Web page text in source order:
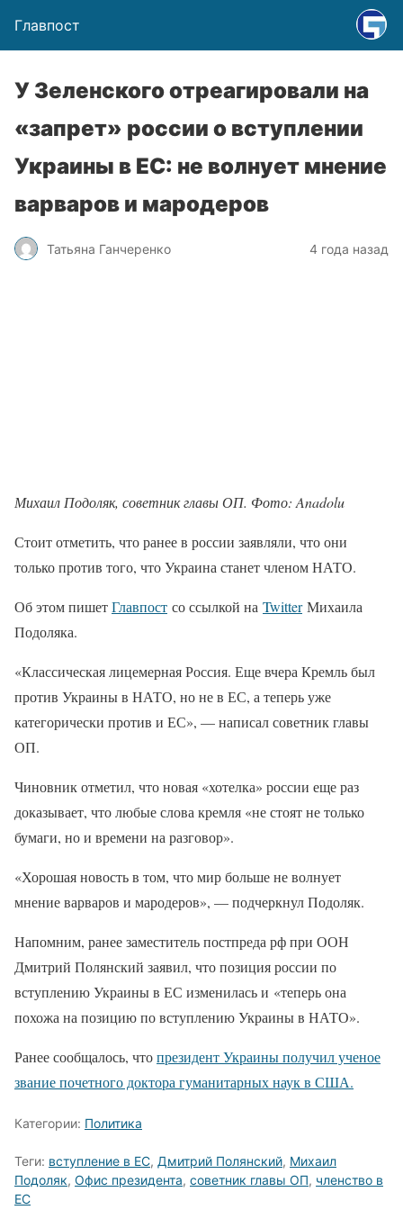
Главпост
У Зеленского отреагировали на
«запрет» россии о вступлении
Украины в ЕС: не волнует мнение
варваров и мародеров
Татьяна Ганчеренко 4 года назад
Михаил Подоляк, советник главы ОП. Фото: Anadolu
Стоит отметить, что ранее в россии заявляли, что они
только против того, что Украина станет членом НАТО.
Об этом пишетГлавпост со ссылкой на TwitterМихаила
Подоляка.
«Классическая лицемерная Россия. Еще вчера Кремль был
против Украины в НАТО, но не в ЕС, а теперь уже
категорически против и ЕС», — написал советник главы
ОП.
Чиновник отметил, что новая «хотелка» россии еще раз
доказывает, что любые слова кремля «не стоят не только
бумаги, но и времени на разговор».
«Хорошая новость в том, что мир больше не волнует
мнение варваров и мародеров», — подчеркнул Подоляк.
Напомним, ранее заместитель постпреда рф при ООН
Дмитрий Полянский заявил, что позиция россии по
вступлению Украины в ЕС изменилась и «теперь она
похожа на позицию по вступлению Украины в НАТО».
Ранее сообщалось, чтопрезидент Украины получил ученое
звание почетного доктора гуманитарных наук в США.
Категории: Политика
Теги: вступление в ЕС, Дмитрий Полянский, Михаил
Подоляк, Офис президента, советник главы ОП, членство в
ЕС